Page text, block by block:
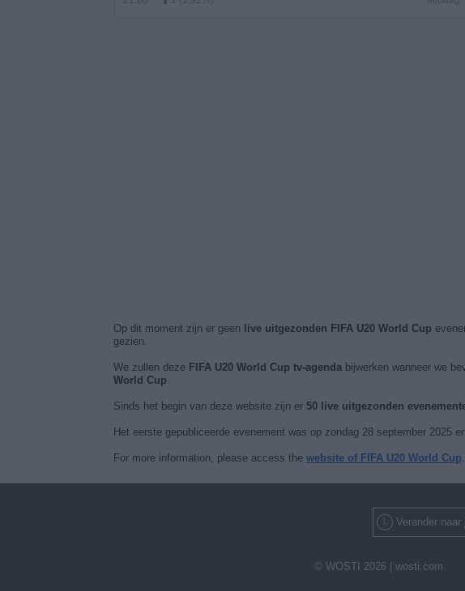
Op dit moment zijn er geen live uitgezonden FIFA U20 World Cup
gezien.
We zullen deze FIFA U20 World Cup tv-agendabijwerken wanneer we
World Cup.
Sinds het begin van deze website zijn er 50 live uitgezonden
Het eerste gepubliceerde evenement was op zondag 28 september 2025
For more information, please access the website of FIFA U20 World Cup.
Verander naar
© WOSTI 2026 | wosti.com